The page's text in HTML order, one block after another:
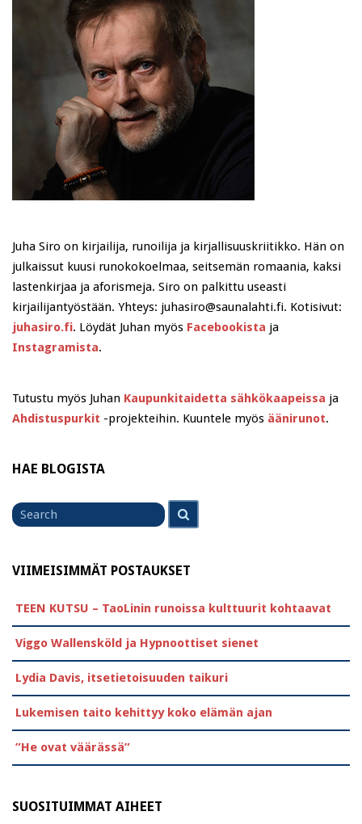
Juha Siro on kirjailija, runoilija ja kirjallisuuskriitikko. Hän on
julkaissut kuusi runokokoelmaa, seitsemän romaania, kaksi
lastenkirjaa ja aforismeja. Siro on palkittu useasti
kirjailijantyöstään. Yhteys: juhasiro@saunalahti.fi. Kotisivut:
juhasiro.fi. Löydät Juhan myös Facebookista ja
Instagramista.
Tutustu myös Juhan Kaupunkitaidetta sähkökaapeissa ja
Ahdistuspurkit -projekteihin. Kuuntele myös äänirunot.
HAE BLOGISTA
Search
for
VIIMEISIMMÄT POSTAUKSET
TEEN KUTSU – TaoLinin runoissa kulttuurit kohtaavat
Viggo Wallensköld ja Hypnoottiset sienet
Lydia Davis, itsetietoisuuden taikuri
Lukemisen taito kehittyy koko elämän ajan
”He ovat väärässä”
SUOSITUIMMAT AIHEET